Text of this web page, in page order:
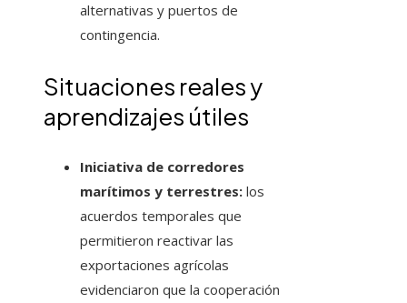
alternativas y puertos de
contingencia.
Situaciones reales y
aprendizajes útiles
Iniciativa de corredores
marítimos y terrestres: los
acuerdos temporales que
permitieron reactivar las
exportaciones agrícolas
evidenciaron que la cooperación